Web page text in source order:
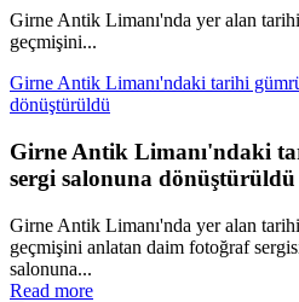
Girne Antik Limanı'nda yer alan
geçmişini...
Girne Antik Limanı'ndaki tarihi
dönüştürüldü
Girne Antik Limanı'ndaki
sergi salonuna dönüştürüldü
Girne Antik Limanı'nda yer alan
geçmişini anlatan daim fotoğraf
salonuna...
Read more